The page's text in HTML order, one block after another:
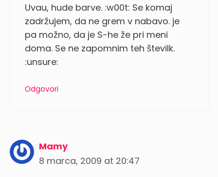
Uvau, hude barve. :w00t: Se komaj
zadržujem, da ne grem v nabavo. je
pa možno, da je S-he že pri meni
doma. Se ne zapomnim teh številk.
:unsure:
Odgovori
Mamy
8 marca, 2009 at 20:47